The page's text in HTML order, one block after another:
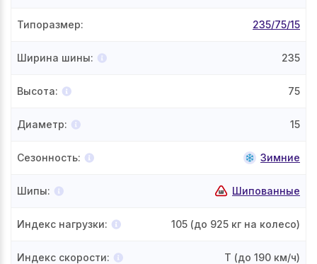
Типоразмер: 235/75/15
Ширина шины: 235
Высота: 75
Диаметр: 15
Сезонность: Зимние
Шипы: Шипованные
Индекс нагрузки: 105 (до 925 кг на колесо)
Индекс скорости: T (до 190 км/ч)